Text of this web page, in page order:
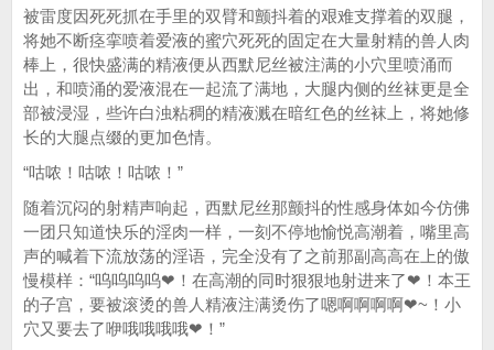
被雷度因死死抓在手里的双臂和颤抖着的艰难支撑着的双腿，
将她不断痉挛喷着爱液的蜜穴死死的固定在大量射精的兽人肉
棒上，很快盛满的精液便从西默尼丝被注满的小穴里喷涌而
出，和喷涌的爱液混在一起流了满地，大腿内侧的丝袜更是全
部被浸湿，些许白浊粘稠的精液溅在暗红色的丝袜上，将她修
长的大腿点缀的更加色情。
“咕哝！咕哝！咕哝！”
随着沉闷的射精声响起，西默尼丝那颤抖的性感身体如今仿佛
一团只知道快乐的淫肉一样，一刻不停地愉悦高潮着，嘴里高
声的喊着下流放荡的淫语，完全没有了之前那副高高在上的傲
慢模样：“呜呜呜呜❤！在高潮的同时狠狠地射进来了❤！本王
的子宫，要被滚烫的兽人精液注满烫伤了嗯啊啊啊啊❤~！小
穴又要去了咿哦哦哦哦❤！”